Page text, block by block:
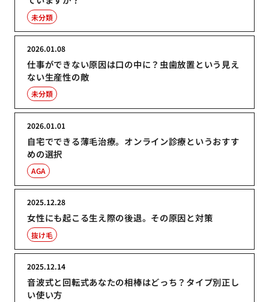
未分類
仕事ができない原因は口の中に？虫歯放置という見え
ない生産性の敵
2026.01.08
未分類
自宅でできる薄毛治療。オンライン診療というおすす
めの選択
2026.01.01
AGA
女性にも起こる生え際の後退。その原因と対策
2025.12.28
抜け毛
音波式と回転式あなたの相棒はどっち？タイプ別正し
い使い方
2025.12.14